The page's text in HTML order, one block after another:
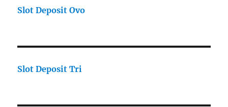
Slot Deposit Ovo
Slot Deposit Tri